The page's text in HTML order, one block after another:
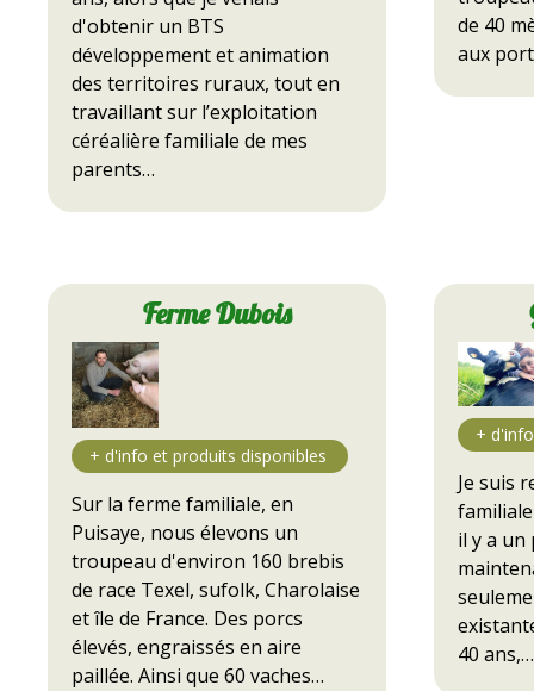
d'obtenir un BTS
développement et animation
des territoires ruraux, tout en
travaillant sur l’exploitation
céréalière familiale de mes
parents…
de 40
aux
Ferme Dubois
Sur la ferme familiale, en
Puisaye, nous élevons un
troupeau d'environ 160 brebis
de race Texel, sufolk, Charolaise
et île de France. Des porcs
élevés, engraissés en aire
paillée. Ainsi que 60 vaches…
Je suis
il y a un
40 ans,…